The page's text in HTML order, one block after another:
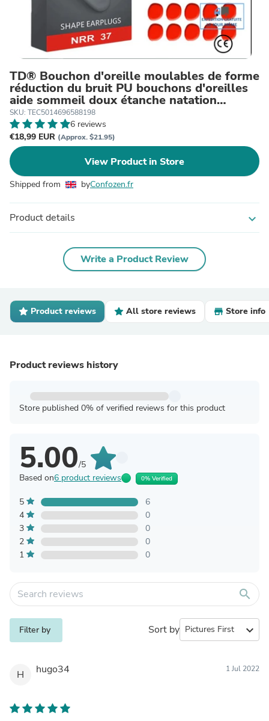
TD® Bouchon d'oreille moulables de forme
réduction du bruit PU bouchons d'oreilles
aide sommeil doux étanche natation
insonorisés
SKU: TEC5014696588198
6 reviews
€18,99 EUR (Approx. $21.95)
View Product in Store
Shipped from byConfozen.fr
Product details expand_more
Write a Product Review
Product reviews All store reviews Store info
Product reviews history
Store published 0% of verified reviews for this product
5.00/5
Based on6 product reviews 0% Verified
5
6
4
0
3
0
2
0
1
0
search
Filter by Sort by expand_more
H hugo34 1 Jul 2022